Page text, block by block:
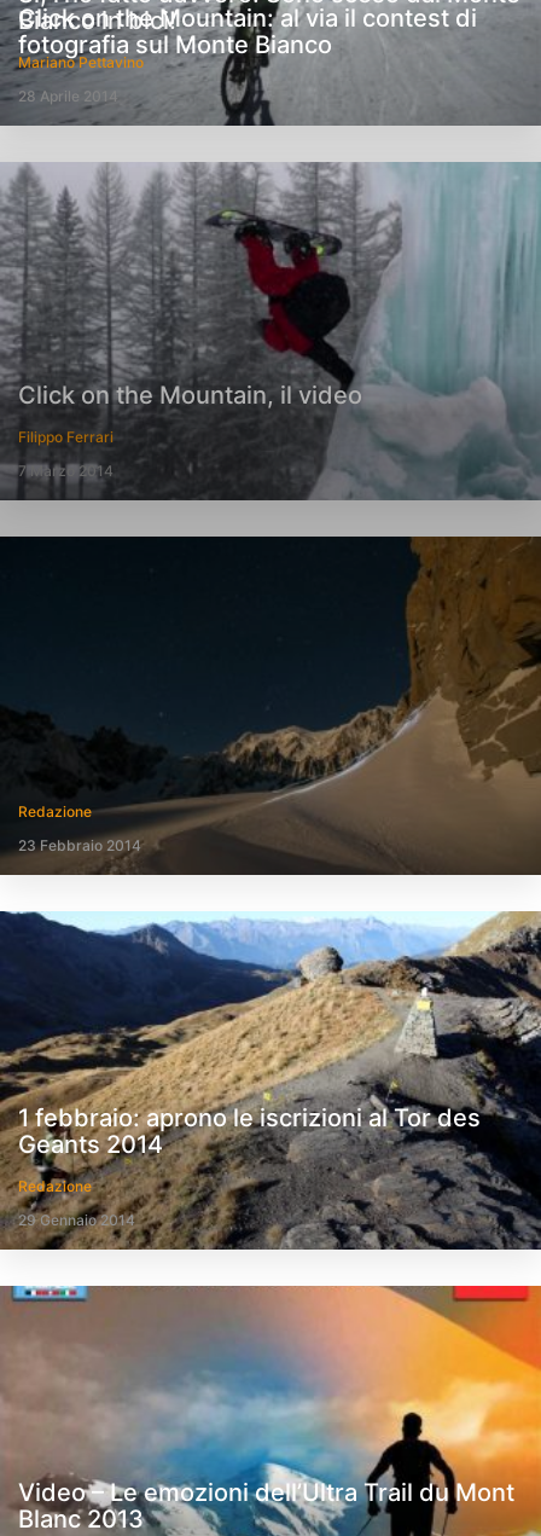
Bianco in bici!
Mariano Pettavino
28 Aprile 2014
Click on the Mountain, il video
Filippo Ferrari
7 Marzo 2014
Click on the Mountain: al via il contest di
fotografia sul Monte Bianco
Redazione
23 Febbraio 2014
1 febbraio: aprono le iscrizioni al Tor des
Geants 2014
Redazione
29 Gennaio 2014
Video – Le emozioni dell’Ultra Trail du Mont
Blanc 2013